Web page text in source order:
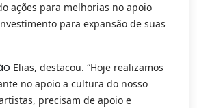
ações para melhorias no apoio
para expansão de suas
Elias, destacou. “Hoje realizamos
no apoio a cultura do nosso
precisam de apoio e